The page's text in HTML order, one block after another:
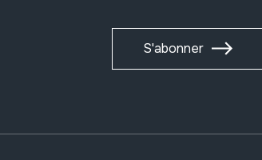
S'abonner